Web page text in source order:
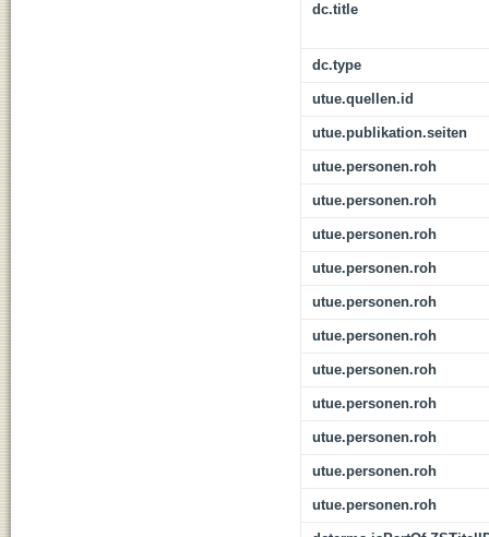
dc.title
dc.type
utue.quellen.id
utue.publikation.seiten
utue.personen.roh
utue.personen.roh
utue.personen.roh
utue.personen.roh
utue.personen.roh
utue.personen.roh
utue.personen.roh
utue.personen.roh
utue.personen.roh
utue.personen.roh
utue.personen.roh